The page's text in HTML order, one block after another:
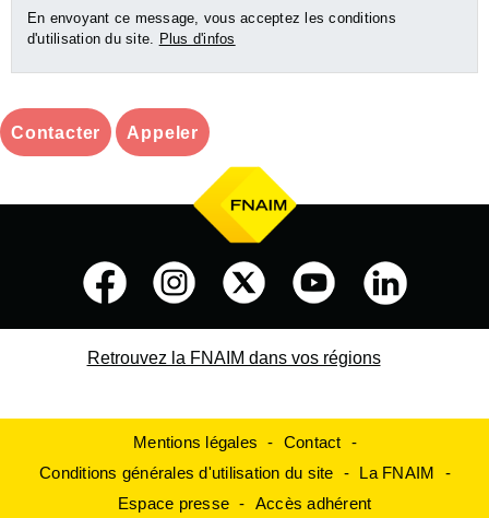
En envoyant ce message, vous acceptez les conditions
d'utilisation du site.
Plus d'infos
Contacter Appeler
Retrouvez la FNAIM dans vos régions
Mentions légales
Contact
Conditions générales d'utilisation du site
La FNAIM
Espace presse
Accès adhérent